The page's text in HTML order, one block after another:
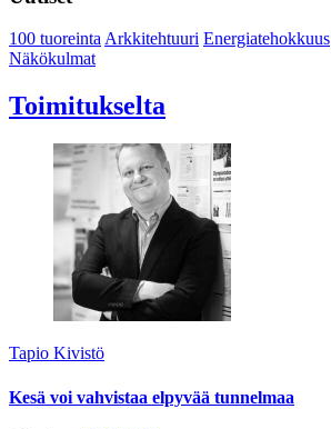
100 tuoreintaArkkitehtuuri Energiatehokkuus
Näkökulmat
Toimitukselta
Tapio Kivistö
Kesä voi vahvistaa elpyvää tunnelmaa